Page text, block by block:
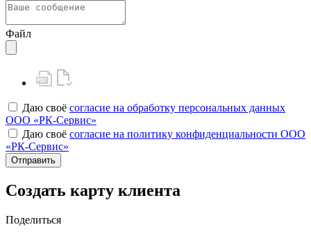
Файл
Даю своё согласие на обработку персональных данных
ООО «РК-Сервис»
Даю своё согласие на политику конфиденциальности ООО
«РК-Сервис»
Отправить
Создать карту клиента
Поделиться